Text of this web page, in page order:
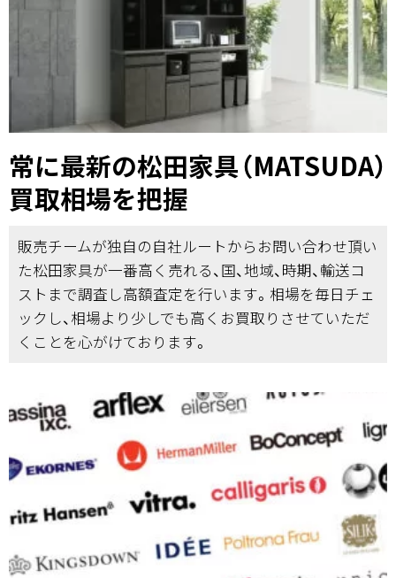
常に最新の松田家具（MATSUDA）
買取相場を把握
販売チームが独自の自社ルートからお問い合わせ頂い
た松田家具が一番高く売れる、国、地域、時期、輸送コ
ストまで調査し高額査定を行います。相場を毎日チェ
ックし、相場より少しでも高くお買取りさせていただ
くことを心がけております。